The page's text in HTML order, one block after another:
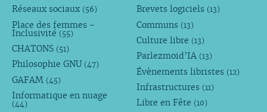
Réseaux sociaux (56)
Place des femmes -
Inclusivité (55)
CHATONS (51)
Philosophie GNU (47)
GAFAM (45)
Informatique en nuage
(44)
Brevets logiciels (13)
Communs (13)
Culture libre (13)
Parlezmoid’IA (13)
Évènements libristes (12)
Infrastructures (11)
Libre en Fête (10)